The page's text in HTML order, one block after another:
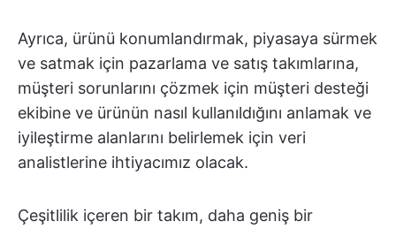
Ayrıca, ürünü konumlandırmak, piyasaya sürmek
ve satmak için pazarlama ve satış takımlarına,
müşteri sorunlarını çözmek için müşteri desteği
ekibine ve ürünün nasıl kullanıldığını anlamak ve
iyileştirme alanlarını belirlemek için veri
analistlerine ihtiyacımız olacak.
Çeşitlilik içeren bir takım, daha geniş bir